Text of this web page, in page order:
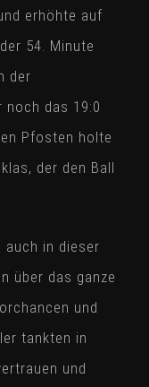
erhöhte auf
54. Minute
der
noch das 19:0
Pfosten holte
der den Ball
auch in dieser
über das ganze
und
tankten in
und